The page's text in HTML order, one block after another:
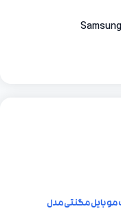
مگنتی مدل